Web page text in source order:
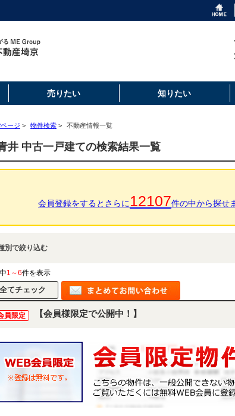
売りたい 知りたい
ージ > 物件検索 > 不動産情報一覧
井 中古一戸建ての検索結果一覧
会員登録をするとさらに 12107件の中から探せ
別で絞り込む
1～6件を表示
員限定 【会員様限定で公開中！】